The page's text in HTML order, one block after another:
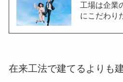
工場は企業
にこだわり
在来工法で建てるよりも